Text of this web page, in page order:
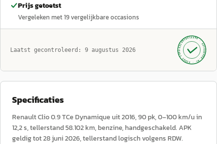
Prijs getoetst
Vergeleken met19vergelijkbare occasions
Laatst gecontroleerd: 9 augustus 2026 GECONTROLEERD ·
AUTOKOPEN.NL
· SINDS 1999 ·
Specificaties
Renault Clio 0.9 TCe Dynamique uit 2016, 90 pk, 0–100 km/u in
12,2 s, tellerstand 58.102 km, benzine, handgeschakeld. APK
geldig tot 28 juni 2026, tellerstand logisch volgens RDW.